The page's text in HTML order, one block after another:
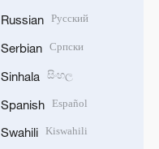
Russian Русский
Serbian Српски
Sinhala සිංහල
Spanish Español
Swahili Kiswahili